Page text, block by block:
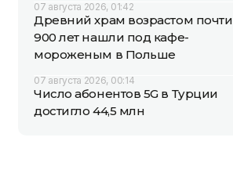
07 августа 2026, 01:42
Древний храм возрастом почти
900 лет нашли под кафе-
мороженым в Польше
07 августа 2026, 00:14
Число абонентов 5G в Турции
достигло 44,5 млн